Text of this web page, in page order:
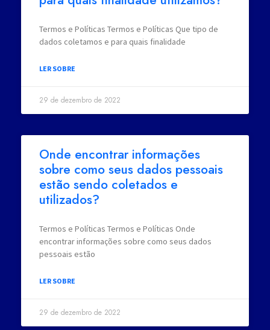
Termos e Políticas Termos e Políticas Que tipo de
dados coletamos e para quais finalidade
LER SOBRE
29 de dezembro de 2022
Onde encontrar informações
sobre como seus dados pessoais
estão sendo coletados e
utilizados?
Termos e Políticas Termos e Políticas Onde
encontrar informações sobre como seus dados
pessoais estão
LER SOBRE
29 de dezembro de 2022